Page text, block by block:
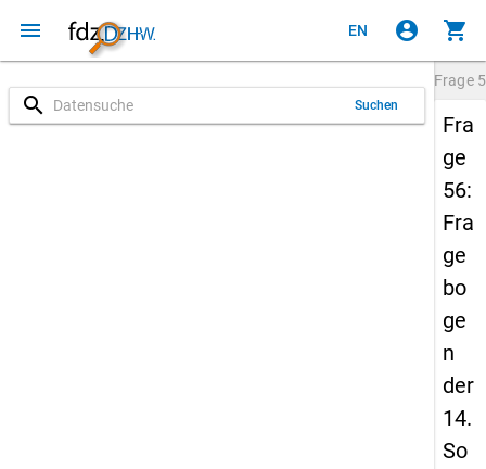
menu EN account_circle shopping_cart
search Suchen
Frage
Fra
ge
56:
Fra
ge
bo
ge
n
der
14.
So